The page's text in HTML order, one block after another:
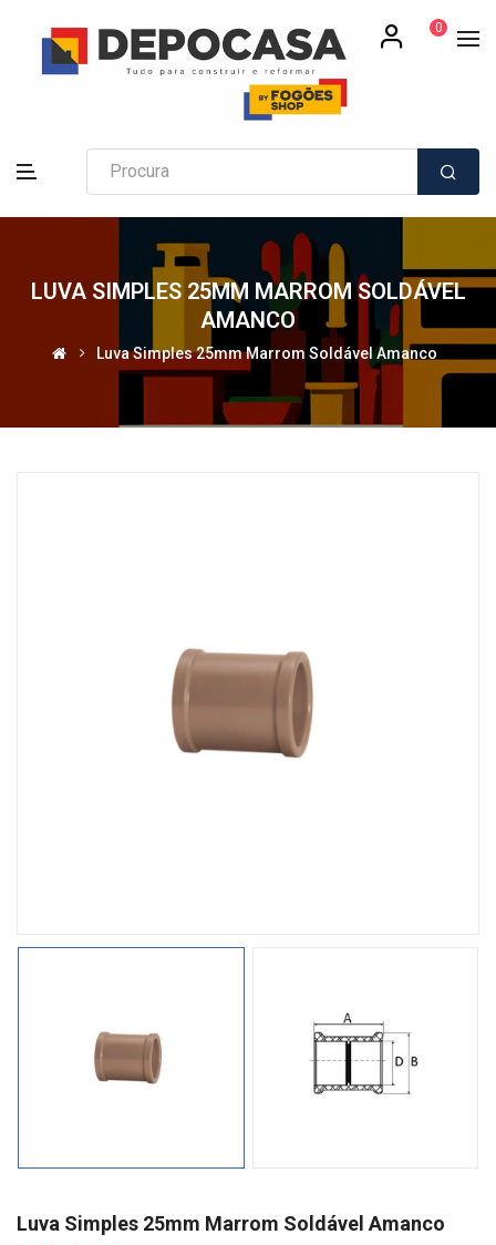
0
LUVA SIMPLES 25MM MARROM SOLDÁVEL
AMANCO
Luva Simples 25mm Marrom Soldável Amanco
Luva Simples 25mm Marrom Soldável Amanco